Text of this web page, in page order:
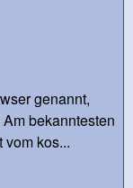
genannt,
bekanntesten
vom kos...